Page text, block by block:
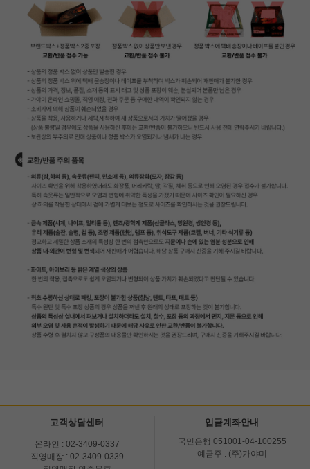
고객상담센터
온라인 : 02-3409-0337
직영매장 : 02-3409-0339
입금계좌안내
국민은행 051001-04-100255
예금주 : (주)가야미